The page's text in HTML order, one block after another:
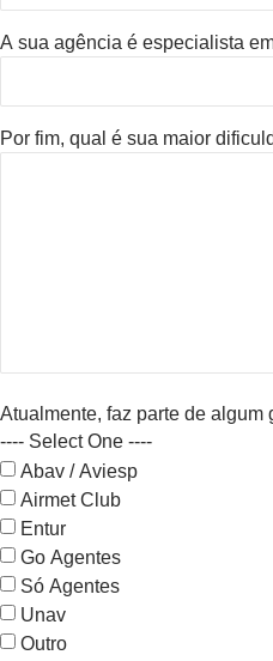
A sua agência é especialista
Por fim, qual é sua maior
Atualmente, faz parte de algum
---- Select One ----
Abav / Aviesp
Airmet Club
Entur
Go Agentes
Só Agentes
Unav
Outro